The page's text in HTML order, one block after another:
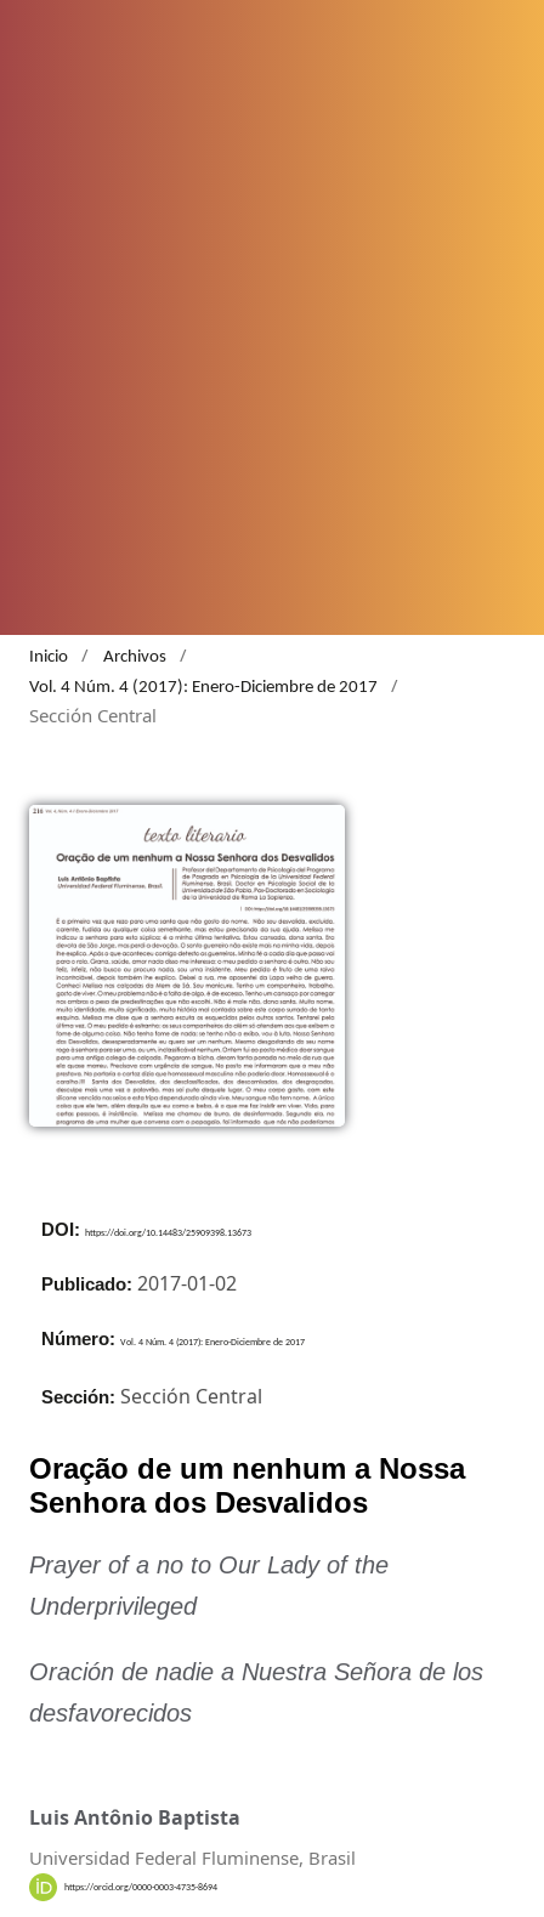
Inicio / Archivos /
Vol. 4 Núm. 4 (2017): Enero-Diciembre de 2017
/
Sección Central
DOI: https://doi.org/10.14483/25909398.13673
Publicado: 2017-01-02
Número: Vol. 4 Núm. 4 (2017): Enero-Diciembre de 2017
Sección: Sección Central
Oração de um nenhum a Nossa
Senhora dos Desvalidos
Prayer of a no to Our Lady of the
Underprivileged
Oración de nadie a Nuestra Señora de los
desfavorecidos
Luis Antônio Baptista
Universidad Federal Fluminense, Brasil
https://orcid.org/0000-0003-4735-8694